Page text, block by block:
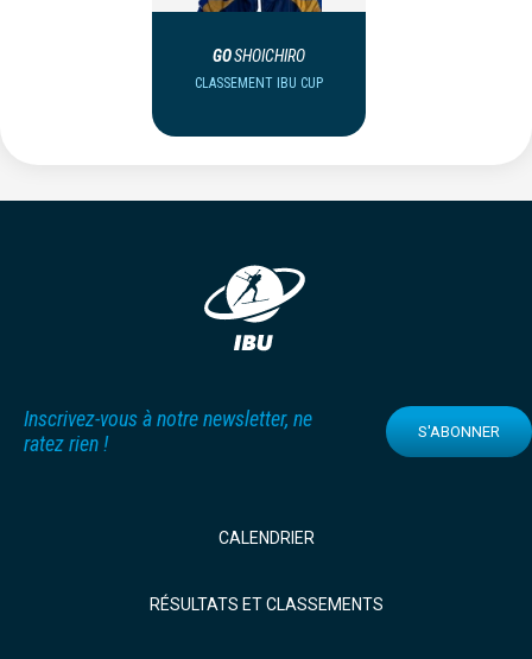
GOSHOICHIRO
CLASSEMENT IBU CUP
Inscrivez-vous à notre newsletter, ne
ratez rien !
S'ABONNER
CALENDRIER
RÉSULTATS ET CLASSEMENTS